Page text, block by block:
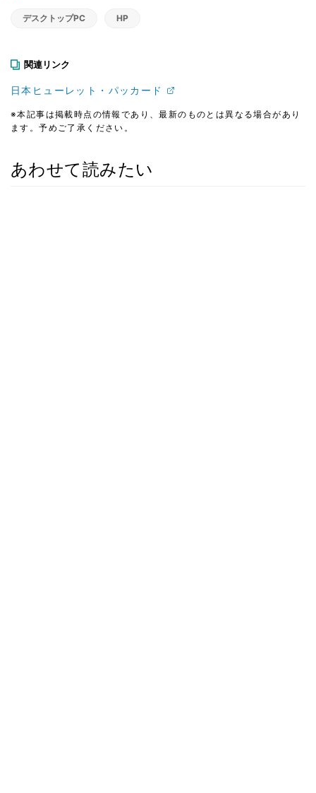
デスクトップPC HP
関連リンク
日本ヒューレット・パッカード
※本記事は掲載時点の情報であり、最新のものとは異なる場合があり
ます。予めご了承ください。
あわせて読みたい